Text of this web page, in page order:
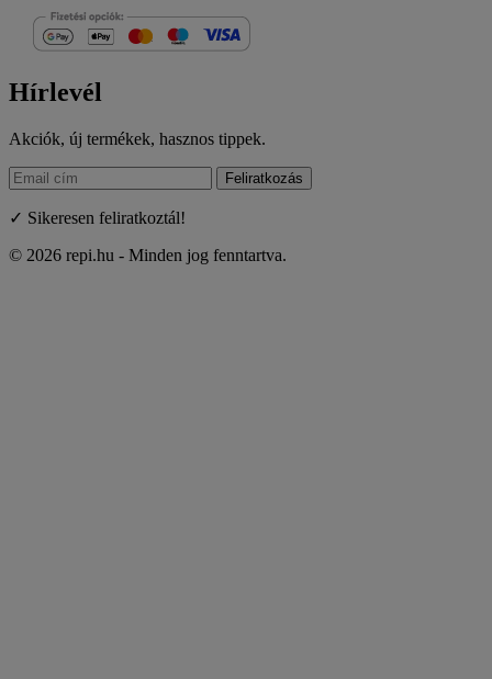
Hírlevél
Akciók, új termékek, hasznos tippek.
Feliratkozás
✓ Sikeresen feliratkoztál!
© 2026 repi.hu - Minden jog fenntartva.